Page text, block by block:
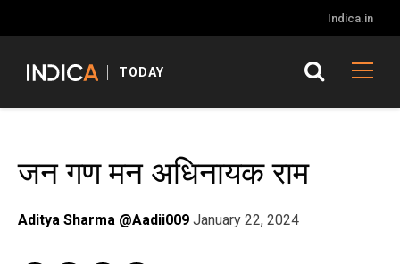
Indica.in
TODAY
जन गण मन अधिनायक राम
Aditya Sharma @Aadii009 January 22, 2024